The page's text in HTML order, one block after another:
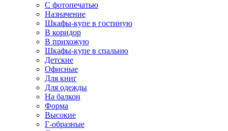
С фотопечатью
Назначение
Шкафы-купе в гостиную
В коридор
В прихожую
Шкафы-купе в спальню
Детские
Офисные
Для книг
Для одежды
На балкон
Форма
Высокие
Г-образные